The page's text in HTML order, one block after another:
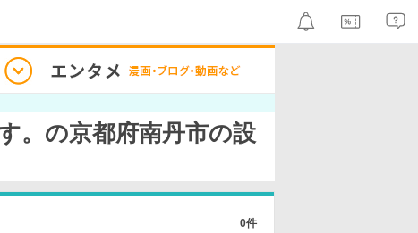
。の京都府南丹市の設
0件